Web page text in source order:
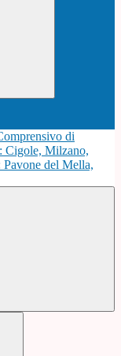
di
Cigole, Milzano,
Pavone del Mella,